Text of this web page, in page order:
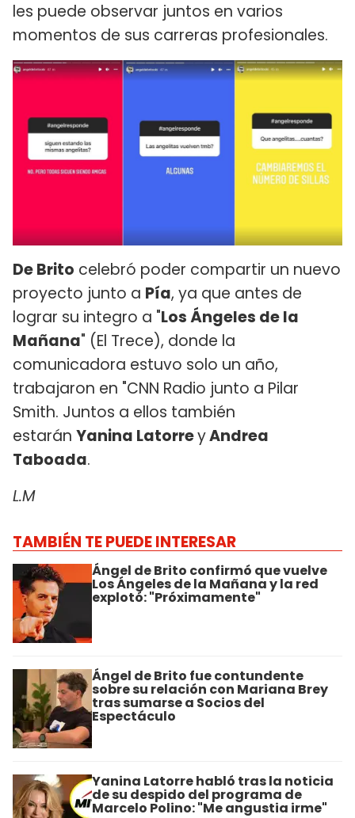
les puede observar juntos en varios
momentos de sus carreras profesionales.
De Brito celebró poder compartir un nuevo
proyecto junto a Pía, ya que antes de
lograr su integro a "Los Ángeles de la
Mañana" (El Trece), donde la
comunicadora estuvo solo un año,
trabajaron en "CNN Radio junto a Pilar
Smith. Juntos a ellos también
estarán Yanina LatorreyAndrea
Taboada.
L.M
TAMBIÉN TE PUEDE INTERESAR
Ángel de Brito confirmó que vuelve
Los Ángeles de la Mañana y la red
explotó: "Próximamente"
Ángel de Brito fue contundente
sobre su relación con Mariana Brey
tras sumarse a Socios del
Espectáculo
Yanina Latorre habló tras la noticia
de su despido del programa de
Marcelo Polino: "Me angustia irme"